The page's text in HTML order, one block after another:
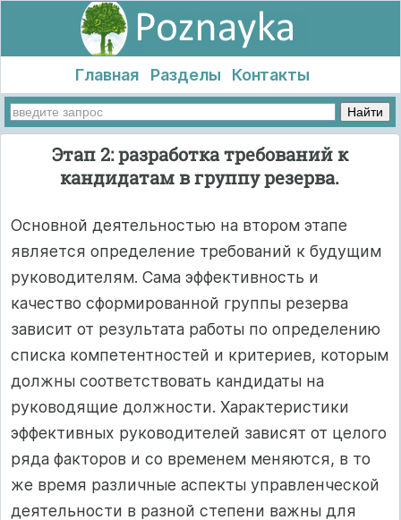
Главная Разделы Контакты
Этап 2: разработка требований к
кандидатам в группу резерва.
Основной деятельностью на втором этапе
является определение требований к будущим
руководителям. Сама эффективность и
качество сформированной группы резерва
зависит от результата работы по определению
списка компетентностей и критериев, которым
должны соответствовать кандидаты на
руководящие должности. Характеристики
эффективных руководителей зависят от целого
ряда факторов и со временем меняются, в то
же время различные аспекты управленческой
деятельности в разной степени важны для